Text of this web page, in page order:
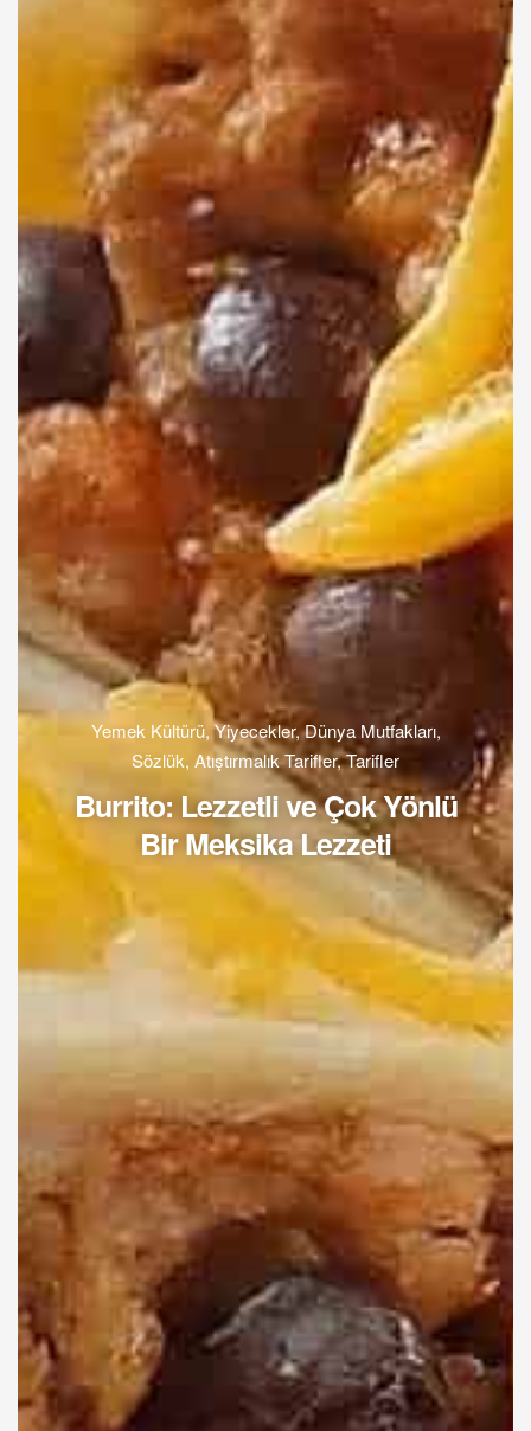
Yemek Kültürü,Yiyecekler,Dünya Mutfakları,
Sözlük, Atıştırmalık Tarifler,Tarifler
Burrito: Lezzetli ve Çok Yönlü
Bir Meksika Lezzeti